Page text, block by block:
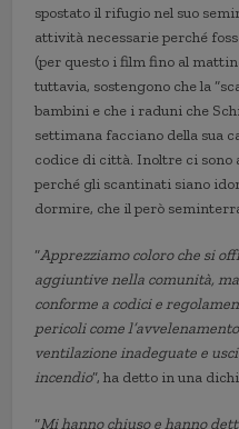
spostato il rifugio nel suo
attività necessarie perché
(per questo i film fino al
tuttavia, sostengono che la
bambini e che i raduni che
settimana facciano della sua
codice di città. Inoltre ci
perché gli scantinati siano
dormire, che il però
“Apprezziamo coloro che si
aggiuntive nella comunità,
conforme a codici e
pericoli come
ventilazione inadeguate e
incendio”, ha detto in una
“Mi hanno chiuso e hanno